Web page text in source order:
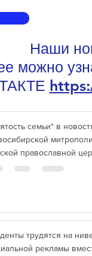
Наши
можно
семьи" в
православной
трудятся на
рекламы